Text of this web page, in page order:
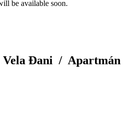
be available soon.
Vela Đani / Apartmán